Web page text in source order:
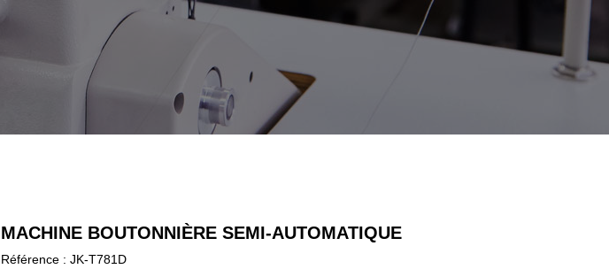
MACHINE BOUTONNIÈRE SEMI-AUTOMATIQUE
Référence :JK-T781D